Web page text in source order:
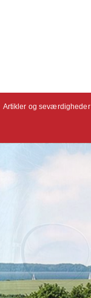
Artikler og seværdigheder